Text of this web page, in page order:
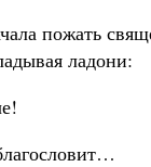
пожать
ладони: